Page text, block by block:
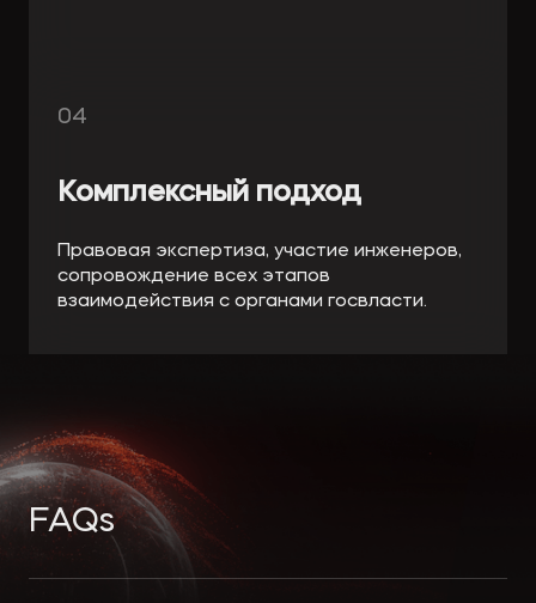
04
Комплексный подход
Правовая экспертиза, участие инженеров,
сопровождение всех этапов
взаимодействия с органами госвласти.
FAQs